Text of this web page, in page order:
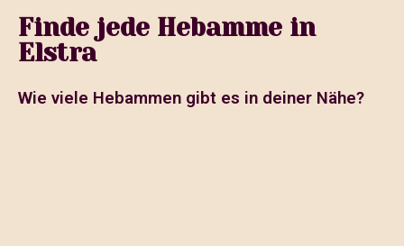
Finde jede Hebamme in
Elstra
Wie viele Hebammen gibt es in deiner Nähe?